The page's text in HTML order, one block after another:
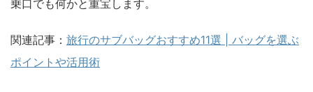
乗口でも何かと重宝します。
関連記事： 旅行のサブバッグおすすめ11選 | バッグを選ぶ
ポイントや活用術